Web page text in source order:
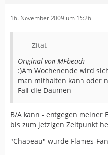
16. November 2009 um 15:26
Zitat
Original von MFbeach
:)Am Wochenende wird
man mithalten kann oder
Fall die Daumen
B/A kann - entgegen meiner
bis zum jetzigen Zeitpunkt
"Chapeau" würde Flames-